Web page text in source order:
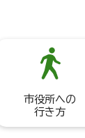
市役所への
行き方